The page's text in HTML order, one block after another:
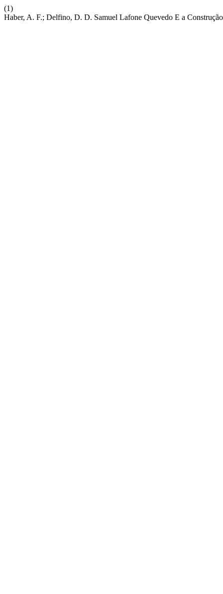
(1)
Haber, A. F.; Delfino, D. D. Samuel Lafone Quevedo E a